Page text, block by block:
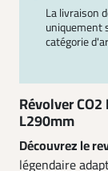
La livraison
uniquement
catégorie
Révolver
L290mm
Découvrez le
légendaire